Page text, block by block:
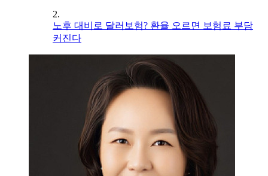
2.
노후 대비로 달러보험? 환율 오르면 보험료 부담
커진다